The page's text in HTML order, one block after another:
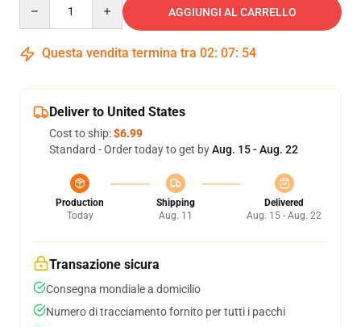
AGGIUNGI AL CARRELLO
Questa vendita termina tra 02: 07: 54
Deliver to United States
Cost to ship:$6.99
Standard - Order today to get byAug. 15 - Aug. 22
Production
Today
Shipping
Aug. 11
Delivered
Aug. 15 - Aug. 22
Transazione sicura
Consegna mondiale a domicilio
Numero di tracciamento fornito per tutti i pacchi